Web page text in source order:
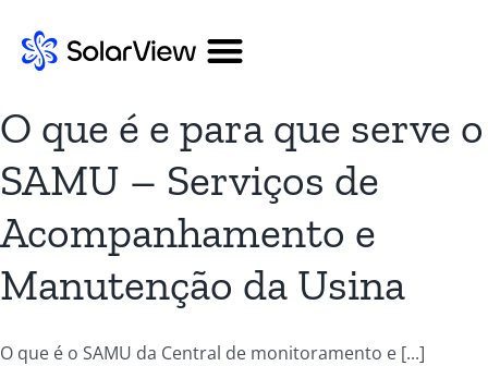
O que é e para que serve o
SAMU – Serviços de
Acompanhamento e
Manutenção da Usina
O que é o SAMU da Central de monitoramento e [...]